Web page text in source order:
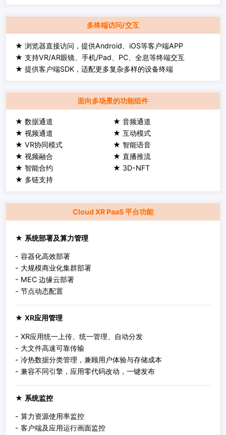
多终端访问/交互
★ 浏览器直接访问，提供Android、iOS等客户端APP
★ 支持VR/AR眼镜、手机/Pad、PC、全息等终端交互
★ 提供客户端SDK，适配更多复杂多样的设备终端
面向多场景的功能组件
★ 数据通道
★ 音频通道
★ 视频通道
★ 互动模式
★ VR协同模式
★ 智能语音
★ 视频融合
★ 直播推流
★ 智能合约
★ 3D-NFT
★ 多链支持
Cloud XR PaaS 平台功能
★ 系统部署及算力管理
- 容器化高效部署
- 大规模商业化集群部署
- MEC 边缘云部署
- 节点动态配置
★ XR应用管理
- XR应用统一上传、统一管理、自动分发
- 大文件高速可靠传输
- 冷热数据分类管理，兼顾用户体验与存储成本
- 兼容不同引擎，应用零代码改动，一键发布
★ 系统监控
- 算力资源使用率监控
- 客户端及应用运行画面监控